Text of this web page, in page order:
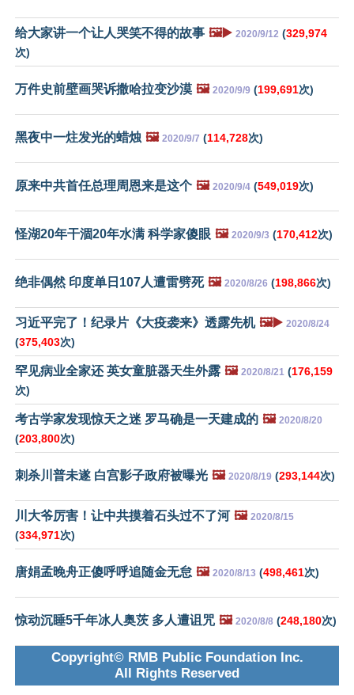
给大家讲一个让人哭笑不得的故事 🖼️▶️ 2020/9/12 (329,974
次)
万件史前壁画哭诉撒哈拉变沙漠 🖼️ 2020/9/9 (199,691次)
黑夜中一炷发光的蜡烛 🖼️ 2020/9/7 (114,728次)
原来中共首任总理周恩来是这个 🖼️ 2020/9/4 (549,019次)
怪湖20年干涸20年水满 科学家傻眼 🖼️ 2020/9/3 (170,412次)
绝非偶然 印度单日107人遭雷劈死 🖼️ 2020/8/26 (198,866次)
习近平完了！纪录片《大疫袭来》透露先机 🖼️▶️ 2020/8/24
(375,403次)
罕见病业全家还 英女童脏器天生外露 🖼️ 2020/8/21 (176,159
次)
考古学家发现惊天之迷 罗马确是一天建成的 🖼️ 2020/8/20
(203,800次)
刺杀川普未遂 白宫影子政府被曝光 🖼️ 2020/8/19 (293,144次)
川大爷厉害！让中共摸着石头过不了河 🖼️ 2020/8/15
(334,971次)
唐娟孟晚舟正傻呼呼追随金无怠 🖼️ 2020/8/13 (498,461次)
惊动沉睡5千年冰人奥茨 多人遭诅咒 🖼️ 2020/8/8 (248,180次)
Copyright© RMB Public Foundation Inc.
All Rights Reserved